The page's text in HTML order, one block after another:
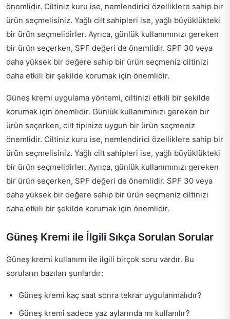
önemlidir. Ciltiniz kuru ise, nemlendirici özelliklere sahip bir
ürün seçmelisiniz. Yağlı cilt sahipleri ise, yağlı büyüklükteki
bir ürün seçmelidirler. Ayrıca, günlük kullanımınızı gereken
bir ürün seçerken, SPF değeri de önemlidir. SPF 30 veya
daha yüksek bir değere sahip bir ürün seçmeniz ciltinizi
daha etkili bir şekilde korumak için önemlidir.
Güneş kremi uygulama yöntemi, ciltinizi etkili bir şekilde
korumak için önemlidir. Günlük kullanımınızı gereken bir
ürün seçerken, cilt tipinize uygun bir ürün seçmeniz
önemlidir. Ciltiniz kuru ise, nemlendirici özelliklere sahip bir
ürün seçmelisiniz. Yağlı cilt sahipleri ise, yağlı büyüklükteki
bir ürün seçmelidirler. Ayrıca, günlük kullanımınızı gereken
bir ürün seçerken, SPF değeri de önemlidir. SPF 30 veya
daha yüksek bir değere sahip bir ürün seçmeniz ciltinizi
daha etkili bir şekilde korumak için önemlidir.
Güneş Kremi ile İlgili Sıkça Sorulan Sorular
Güneş kremi kullanımı ile ilgili birçok soru vardır. Bu
soruların bazıları şunlardır:
Güneş kremi kaç saat sonra tekrar uygulanmalıdır?
Güneş kremi sadece yaz aylarında mı kullanılır?